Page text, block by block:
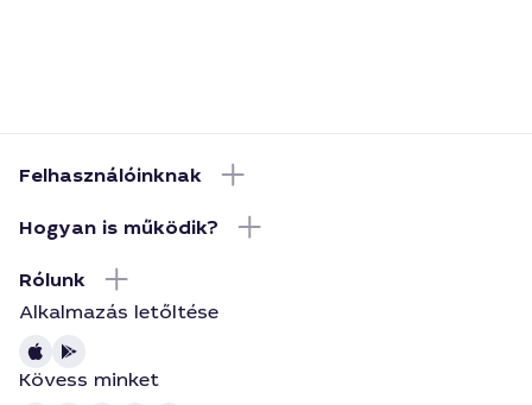
Felhasználóinknak
Hogyan is működik?
Rólunk
Alkalmazás letőltése
Kövess minket